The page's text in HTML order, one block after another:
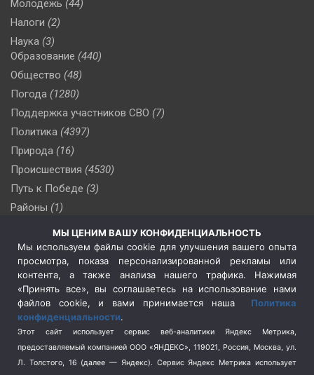
Молодежь (44)
Налоги (2)
Наука (3)
Образование (440)
Общество (48)
Погода (1280)
Поддержка участников СВО (7)
Политика (4397)
Природа (16)
Происшествия (4530)
Путь к Победе (3)
Районы (1)
(510)
Сельское хозяйство (3)
Социальная политика
(3)
Спецоперация в Украине
Спецоперация на Украине
(404)
Спорт (740)
Терроризм (1)
МЫ ЦЕНИМ ВАШУ КОНФИДЕНЦИАЛЬНОСТЬ
Мы используем файлы cookie для улучшения вашего опыта
просмотра, показа персонализированной рекламы или
контента, а также анализа нашего трафика. Нажимая
«Принять все», вы соглашаетесь на использование нами
файлов cookie, и вами принимается наша Политика
конфиденциальности.
Этот сайт использует сервис веб-аналитики Яндекс Метрика,
предоставляемый компанией ООО «ЯНДЕКС», 119021, Россия, Москва, ул.
Л. Толстого, 16 (далее — Яндекс). Сервис Яндекс Метрика использует